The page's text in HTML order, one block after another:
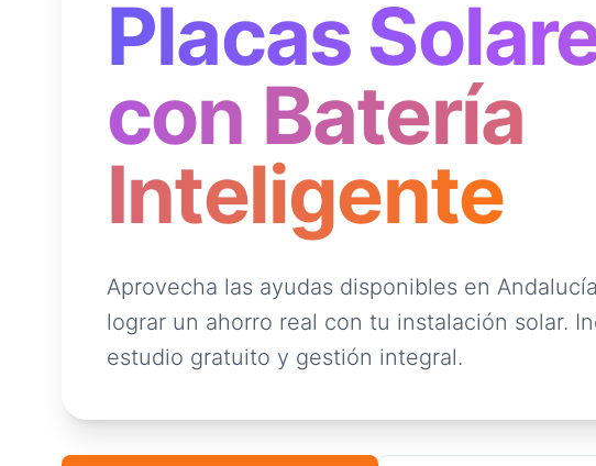
Placas
con Batería
Inteligente
Aprovecha las ayudas disponibles en
lograr un ahorro real con tu instalación solar.
estudio gratuito y gestión integral.